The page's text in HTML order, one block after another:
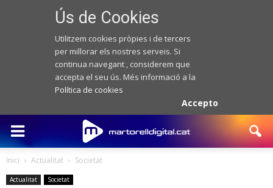
Ús de Cookies
Utilitzem cookies pròpies i de tercers
per millorar els nostres serveis. Si
continua navegant , considerem que
accepta el seu ús. Més informació a la
Política de cookies
Accepto
Inici Actualitat Societat
Actualitat Societat